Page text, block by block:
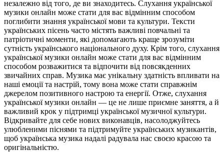
незалежно від того, де ви знаходитесь. Слухання української
музики онлайн може стати для вас відмінним способом
поглибити знання української мови та культури. Тексти
українських пісень часто містять важливі повчальні та
патріотичні моменти, які допомагають краще зрозуміти
сутність українського національного духу. Крім того, слухання
української музики онлайн може стати для вас відмінним
способом розважитися та відпочити від повсякденних
звичайних справ. Музика має унікальну здатність впливати на
наші емоції та настрій, тому вона може стати справжнім
джерелом позитивного настрою та енергії. Отже, слухання
української музики онлайн — це не лише приємне заняття, а й
важливий крок у підтримці української музичної культури.
Відкривайте для себе нових виконавців, насолоджуйтесь
улюбленими піснями та підтримуйте українських музикантів,
щоб українська музика надалі радувала нас своєю красою та
оригінальністю.